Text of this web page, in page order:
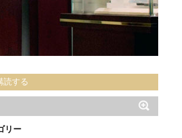
する
リー